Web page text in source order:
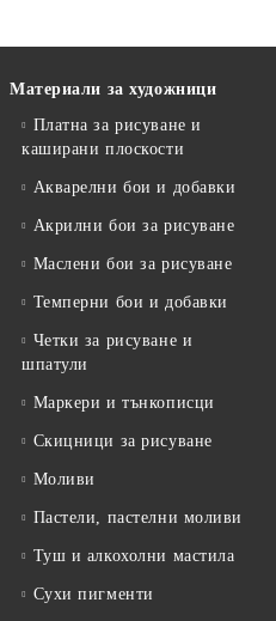
Материали за художници
Платна за рисуване и
каширани плоскости
Акварелни бои и добавки
Акрилни бои за рисуване
Маслени бои за рисуване
Темперни бои и добавки
Четки за рисуване и
шпатули
Маркери и тънкописци
Скицници за рисуване
Моливи
Пастели, пастелни моливи
Туш и алкохолни мастила
Сухи пигменти